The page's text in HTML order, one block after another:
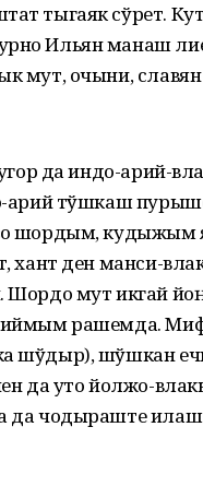
тыгаяк сўрет.
Ильян манаш
мут, очыни,
да индо-арий-
арий тўшкаш
шордым, кудыжым
хант ден манси-
мут икгай
рашемда.
шўшкан
да уто йолжо-
чодыраште илаш